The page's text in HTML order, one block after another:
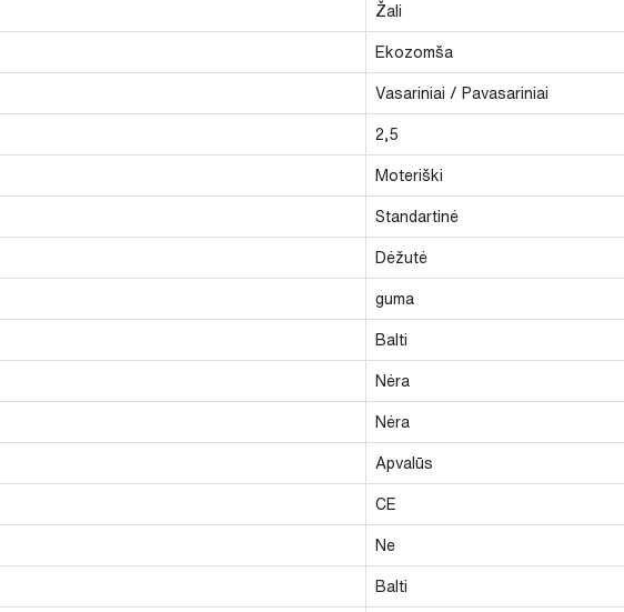
Žali
Ekozomša
Vasariniai / Pavasariniai
2,5
Moteriški
Standartinė
Dėžutė
guma
Balti
Nėra
Nėra
Apvalūs
CE
Ne
Balti